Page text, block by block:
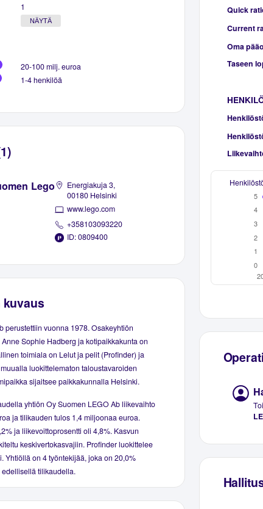
1
NÄYTÄ
20-100 milj. euroa
1-4 henkilöä
Lego
Energiakuja 3,
00180 Helsinki
www.lego.com
+358103093220
ID: 0809400
perustettiin vuonna 1978. Osakeyhtiön
Sophie Hadberg ja kotipaikkakunta on
toimiala on Lelut ja pelit (Profinder) ja
luokittelematon taloustavaroiden
sijaitsee paikkakunnalla Helsinki.
yhtiön Oy Suomen LEGO Ab liikevaihto
ja tilikauden tulos 1,4 miljoonaa euroa.
ja liikevoittoprosentti oli 4,8%. Kasvun
keskivertokasvajiin. Profinder luokittelee
Yhtiöllä on 4 työntekijää, joka on 20,0%
tilikaudella.
Quick
Current
Oma
Taseen